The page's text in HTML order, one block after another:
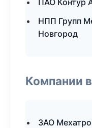
ПАО Контур
НПП Групп
Новгород
Компании
ЗАО